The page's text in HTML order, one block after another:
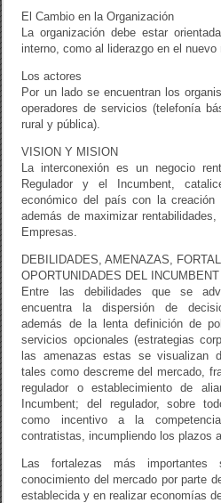
El Cambio en la Organización
La organización debe estar
interno, como al liderazgo en el nuevo
Los actores
Por un lado se encuentran los
operadores de servicios (telefonía
rural y pública).
VISION Y MISION
La interconexión es un negocio
Regulador y el Incumbent,
económico del país con la
además de maximizar
Empresas.
DEBILIDADES, AMENAZAS,
OPORTUNIDADES DEL INCUMBENT
Entre las debilidades que se
encuentra la dispersión de
además de la lenta definición de
servicios opcionales (estrategias
las amenazas estas se visualizan
tales como descreme del mercado,
regulador o establecimiento de
Incumbent; del regulador, sobre
como incentivo a la
contratistas, incumpliendo los plazos
Las fortalezas más
conocimiento del mercado por parte
establecida y en realizar economías